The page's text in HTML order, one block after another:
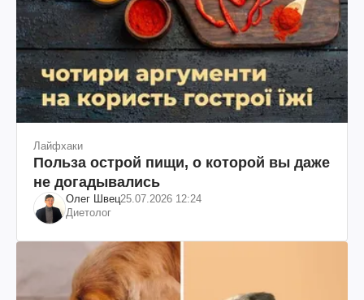
Лайфхаки
Польза острой пищи, о которой вы даже
не догадывались
Олег Швец25.07.2026 12:24
Диетолог